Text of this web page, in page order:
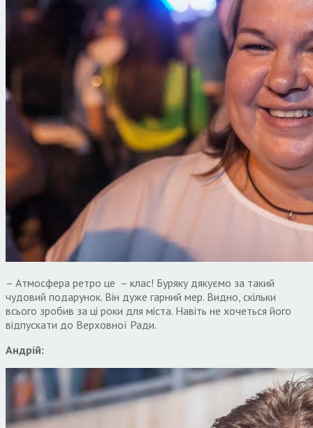
– Атмосфера ретро це – клас! Буряку дякуємо за такий
чудовий подарунок. Він дуже гарний мер. Видно, скільки
всього зробив за ці роки для міста. Навіть не хочеться його
відпускати до Верховної Ради.
Андрій: